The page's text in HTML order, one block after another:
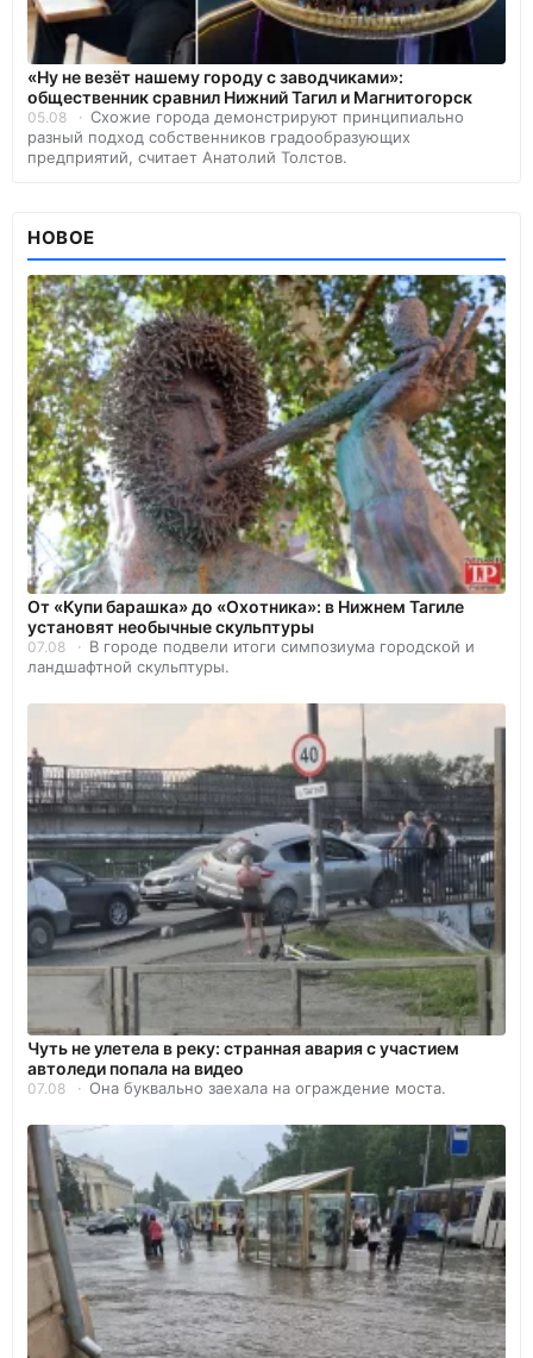
«Ну не везёт нашему городу с заводчиками»:
общественник сравнил Нижний Тагил и Магнитогорск
05.08
Схожие города демонстрируют принципиально
разный подход собственников градообразующих
предприятий, считает Анатолий Толстов.
НОВОЕ
От «Купи барашка» до «Охотника»: в Нижнем Тагиле
установят необычные скульптуры
07.08
В городе подвели итоги симпозиума городской и
ландшафтной скульптуры.
Чуть не улетела в реку: странная авария с участием
автоледи попала на видео
07.08 Она буквально заехала на ограждение моста.